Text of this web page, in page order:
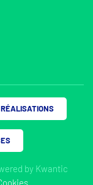
by Kwantic